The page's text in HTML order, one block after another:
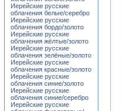
Иерейские русские
облачения белые/серебро
Иерейские русские
облачения бордо/золото
Иерейские русские
облачения жёлтые/золото
Иерейские русские
облачения зелёные/золото
Иерейские русские
облачения красные/золото
Иерейские русские
облачения синие/золото
Иерейские русские
облачения синие/серебро
Иерейские русские